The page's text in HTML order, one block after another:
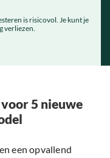
is risicovol. Je kunt je
verliezen.
5 nieuwe
een opvallend